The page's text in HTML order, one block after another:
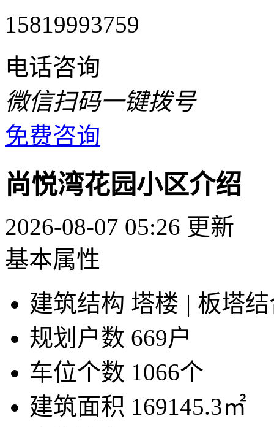
15819993759
电话咨询
微信扫码一键拨号
免费咨询
尚悦湾花园小区介绍
2026-08-07 05:26 更新
基本属性
建筑结构 塔楼 | 板塔
规划户数 669户
车位个数 1066个
建筑面积 169145.3㎡